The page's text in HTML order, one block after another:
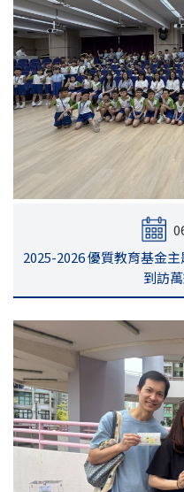
2025-2026 優質教育基金
到訪